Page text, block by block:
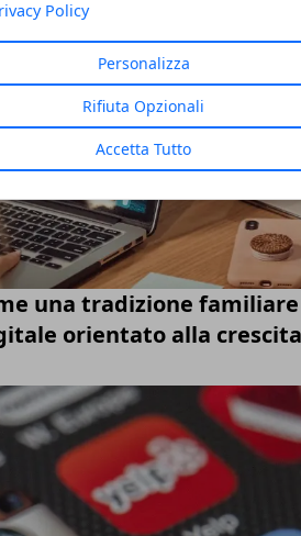
Policy
Personalizza
Rifiuta Opzionali
Accetta Tutto
una tradizione
orientato alla